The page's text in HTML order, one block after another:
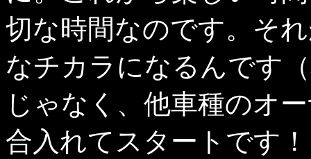
切な時間なのです。そ
なチカラになるんです
じゃなく、他車種のオ
合入れてスタートです！